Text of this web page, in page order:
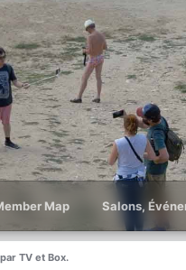
Map Salons,
TV et Box.